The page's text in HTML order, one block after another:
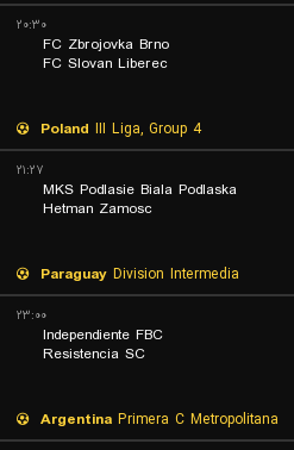
۲۰:۳۰
FC Zbrojovka Brno
FC Slovan Liberec
Poland III Liga, Group 4
۲۱:۲۷
MKS Podlasie Biala Podlaska
Hetman Zamosc
Paraguay Division Intermedia
۲۳:۰۰
Independiente FBC
Resistencia SC
Argentina Primera C Metropolitana